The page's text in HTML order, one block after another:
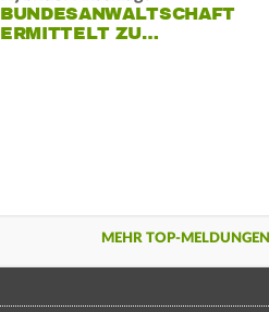
BUNDESANWALTSCHAFT
ERMITTELT ZU…
MEHR TOP-MELDUNGEN